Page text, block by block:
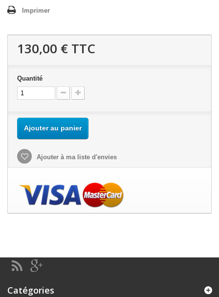
Imprimer
130,00 € TTC
Quantité
Ajouter au panier
Ajouter à ma liste d'envies
Catégories